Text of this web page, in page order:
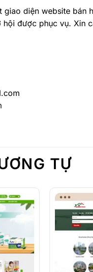
giao diện website
được phục vụ. Xin
TỰ